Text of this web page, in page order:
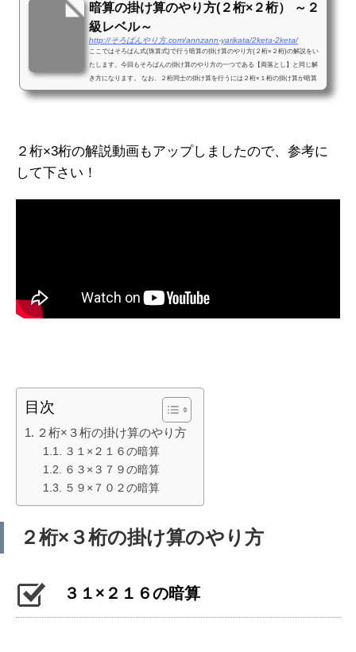
暗算の掛け算のやり方(２桁×２桁） ～２
級レベル～
http://そろばんやり方.com/annzann-yarikata/2keta-2keta/
ここではそろばん式(珠算式)で行う暗算の掛け算のやり方(２桁×２桁)の解説をい
たします。今回もそろばんの掛け算のやり方の一つである【両落とし】と同じ解
き方になります。 なお、２桁同士の掛け算を行うには２桁×１桁の掛け算が暗算
で解けることが前提になります。暗算ではまだ解けないという方は先に２桁×１
２桁×3桁の解説動画もアップしましたので、参考に
して下さい！
目次
２桁×３桁の掛け算のやり方
３１×２１６の暗算
６３×３７９の暗算
５９×７０２の暗算
２桁×３桁の掛け算のやり方
３１×２１６の暗算